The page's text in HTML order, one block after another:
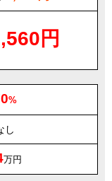
円
%
し
万円